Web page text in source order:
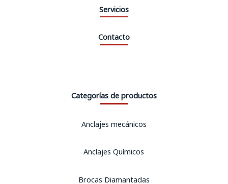
Servicios
Contacto
Categorías de productos
Anclajes mecánicos
Anclajes Químicos
Brocas Diamantadas